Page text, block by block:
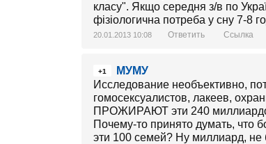
класу". Якщо середня з/в по
фізіологична потреба у сну 7-8
20.01.2013 10:08 Ответить Ссылка
+1
МУМУ
Исследование необъективно,
гомосексуалистов, лакеев,
ПРОЖИРАЮТ эти 240
Почему-то принято думать, что
эти 100 семей? Ну миллиард,